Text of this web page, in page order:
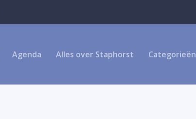
Agenda Alles over Staphorst Categorieën